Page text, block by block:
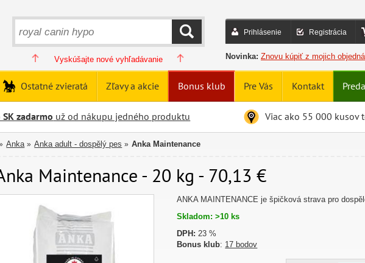
Prihlásenie Registrácia
Novinka: Znovu kúpiť z mojich
HĽADAŤ
Vyskúšajte nové vyhľadávanie
Ostatné zvieratá Zľavy a akcie Bonus klub Pre Vás Kontakt
zadarmo už od nákupu jedného produktu Viac ako 55 000 kusov
Anka » Anka adult - dospělý pes » Anka Maintenance
Maintenance - 20 kg - 70,13 €
ANKA MAINTENANCE je špičková strava pro
Skladom: >10 ks
DPH: 23 %
Bonus klub: 17 bodov